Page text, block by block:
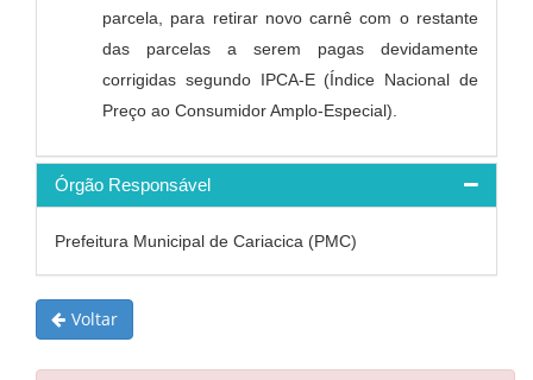
parcela, para retirar novo carnê com o restante
das parcelas a serem pagas devidamente
corrigidas segundo IPCA-E (Índice Nacional de
Preço ao Consumidor Amplo-Especial).
Órgão Responsável
Prefeitura Municipal de Cariacica (PMC)
Voltar